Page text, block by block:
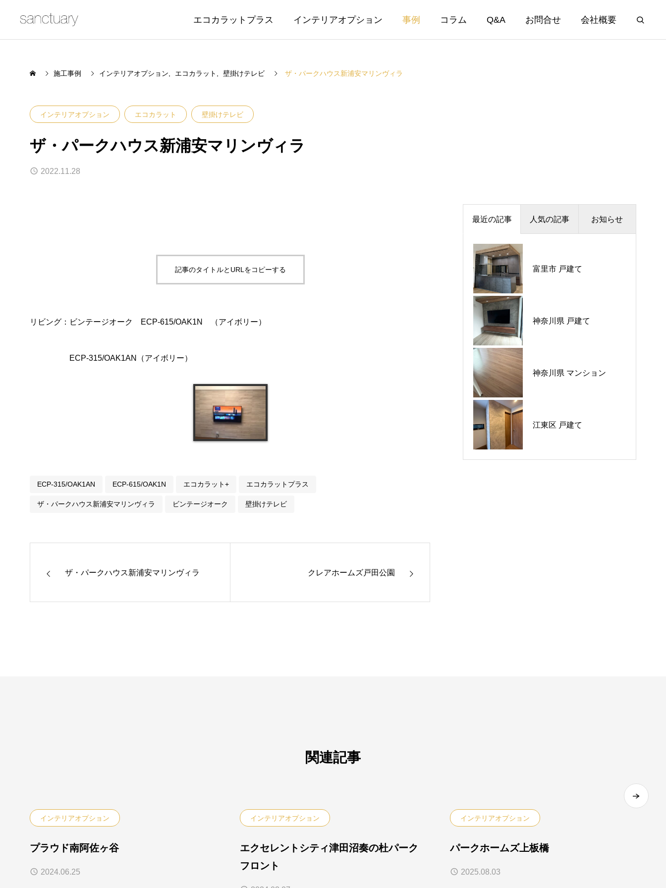
エコカラットプラス インテリアオプション 事例 コラム Q&A お問合せ 会社概要
施工事例 インテリアオプション エコカラット 壁掛けテレビ ザ・パークハウス新浦安マリンヴィラ
インテリアオプション エコカラット 壁掛けテレビ
ザ・パークハウス新浦安マリンヴィラ
2022.11.28
記事のタイトルとURLをコピーする
リビング：ビンテージオーク ECP-615/OAK1N （アイボリー）
ECP-315/OAK1AN（アイボリー）
ECP-315/OAK1AN ECP-615/OAK1N エコカラット+ エコカラットプラス
ザ・パークハウス新浦安マリンヴィラ ビンテージオーク 壁掛けテレビ
ザ・パークハウス新浦安マリンヴィラ クレアホームズ戸田公園
最近の記事 人気の記事 お知らせ
富里市 戸建て
神奈川県 戸建て
神奈川県 マンション
江東区 戸建て
プラウドシティ所沢
テラス
ウエリス八千代村上
シーブレス
夏季休暇のお知らせ
価格改定のお知らせ
平日ナイト相談会開催🌙
GW営業のご案内
関連記事
インテリアオプション
プラウド南阿佐ヶ谷
2024.06.25
インテリアオプション
エクセレントシティ津田沼奏の杜パーク
フロント
インテリアオプション
パークホームズ上板橋
2025.08.03